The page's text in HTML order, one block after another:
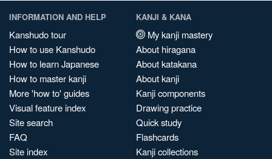
INFORMATION AND HELP
Kanshudo tour
How to use Kanshudo
How to learn Japanese
How to master kanji
More 'how to' guides
Visual feature index
Site search
FAQ
Site index
KANJI & KANA
My kanji mastery
About hiragana
About katakana
About kanji
Kanji components
Drawing practice
Quick study
Flashcards
Kanji collections